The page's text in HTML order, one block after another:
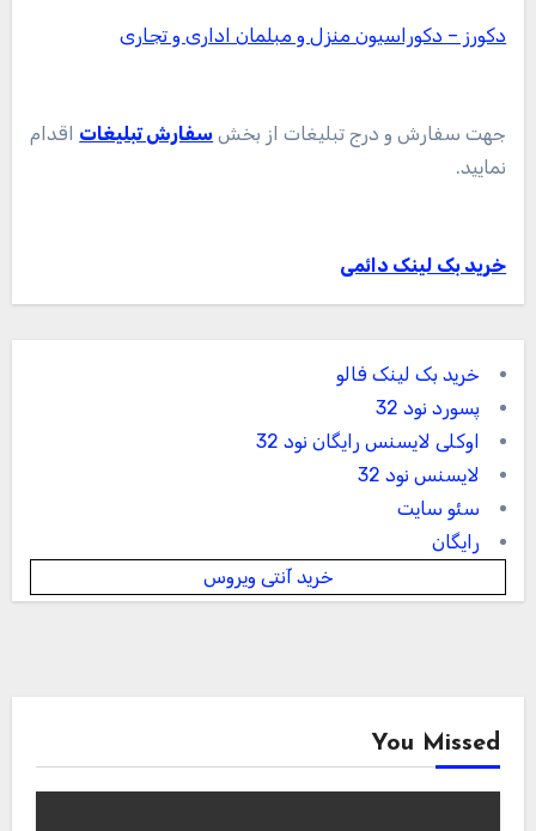
دکورز – دکوراسیون منزل و مبلمان اداری و تجاری
جهت سفارش و درج تبلیغات از بخش سفارش تبلیغات اقدام
نمایید.
خرید بک لینک دائمی
خرید بک لینک فالو
پسورد نود 32
اوکلی لایسنس رایگان نود 32
لایسنس نود 32
سئو سایت
رایگان
خرید آنتی ویروس
You Missed